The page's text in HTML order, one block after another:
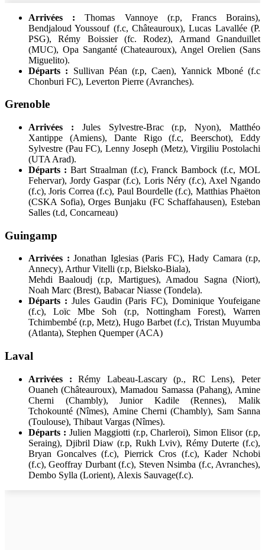
Arrivées : Thomas Vannoye (r.p, Francs Borains),
Bendjaloud Youssouf (f.c, Châteauroux), Lucas Lavallée (P.
PSG), Rémy Boissier (fc. Rodez), Armand Gnanduillet
(MUC), Opa Sanganté (Chateauroux), Angel Orelien (Sans
Miguelito).
Départs : Sullivan Péan (r.p, Caen), Yannick Mboné (f.c
Chonburi FC), Leverton Pierre (Avranches).
Grenoble
Arrivées : Jules Sylvestre-Brac (r.p, Nyon), Matthéo
Xantippe (Amiens), Dante Rigo (f.c, Beerschot), Eddy
Sylvestre (Pau FC), Lenny Joseph (Metz), Virgiliu Postolachi
(UTA Arad).
Départs : Bart Straalman (f.c), Franck Bambock (f.c, MOL
Fehervar), Jordy Gaspar (f.c), Loris Néry (f.c), Axel Ngando
(f.c), Joris Correa (f.c), Paul Bourdelle (f.c), Matthias Phaëton
(CSKA Sofia), Orges Bunjaku (FC Schaffahausen), Esteban
Salles (t.d, Concarneau)
Guingamp
Arrivées : Jonathan Iglesias (Paris FC), Hady Camara (r.p,
Annecy), Arthur Vitelli (r.p, Bielsko-Biala),
Mehdi Baaloudj (r.p, Martigues), Amadou Sagna (Niort),
Noah Marc (Brest), Babacar Niasse (Tondela).
Départs : Jules Gaudin (Paris FC), Dominique Youfeigane
(f.c), Loïc Mbe Soh (r.p, Nottingham Forest), Warren
Tchimbembé (r.p, Metz), Hugo Barbet (f.c), Tristan Muyumba
(Atlanta), Stephen Quemper (ACA)
Laval
Arrivées : Rémy Labeau-Lascary (p., RC Lens), Peter
Ouaneh (Châteauroux), Mamadou Samassa (Pahang), Amine
Cherni (Chambly), Junior Kadile (Rennes), Malik
Tchokounté (Nîmes), Amine Cherni (Chambly), Sam Sanna
(Toulouse), Thibaut Vargas (Nîmes).
Départs : Julien Maggiotti (r.p, Charleroi), Simon Elisor (r.p,
Seraing), Djibril Diaw (r.p, Rukh Lviv), Rémy Duterte (f.c),
Bryan Goncalves (f.c), Pierrick Cros (f.c), Kader Nchobi
(f.c), Geoffray Durbant (f.c), Steven Nsimba (f.c, Avranches),
Dembo Sylla (Lorient), Alexis Sauvage(f.c).